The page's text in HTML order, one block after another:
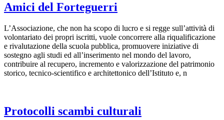
Amici del Forteguerri
L’Associazione, che non ha scopo di lucro e si regge sull’attività di
volontariato dei propri iscritti, vuole concorrere alla riqualificazione
e rivalutazione della scuola pubblica, promuovere iniziative di
sostegno agli studi ed all’inserimento nel mondo del lavoro,
contribuire al recupero, incremento e valorizzazione del patrimonio
storico, tecnico-scientifico e architettonico dell’Istituto e, n
Protocolli scambi culturali